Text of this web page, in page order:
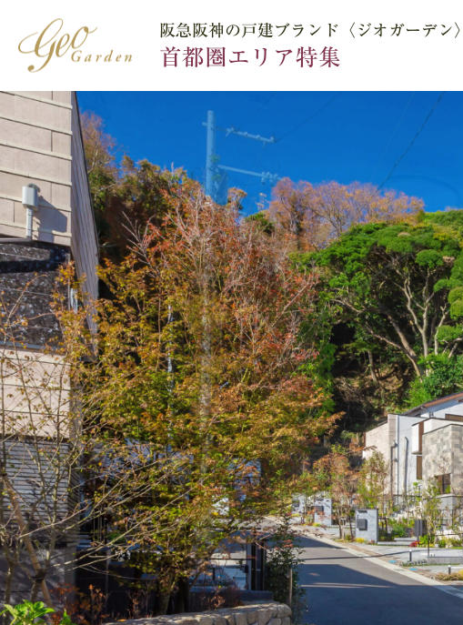
阪急阪神の戸建ブランド〈ジオガーデン〉
首都圏エリア特集
阪急阪神の戸建ブランド〈ジオガーデン〉
首都圏エリア特集